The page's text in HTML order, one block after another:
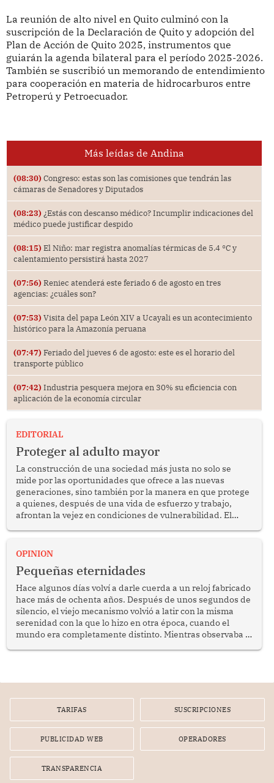
La reunión de alto nivel en Quito culminó con la
suscripción de la Declaración de Quito y adopción del
Plan de Acción de Quito 2025, instrumentos que
guiarán la agenda bilateral para el período 2025-2026.
También se suscribió un memorando de entendimiento
para cooperación en materia de hidrocarburos entre
Petroperú y Petroecuador.
Más leídas de Andina
(08:30) Congreso: estas son las comisiones que tendrán las
cámaras de Senadores y Diputados
(08:23) ¿Estás con descanso médico? Incumplir indicaciones del
médico puede justificar despido
(08:15) El Niño: mar registra anomalías térmicas de 5.4 °C y
calentamiento persistirá hasta 2027
(07:56) Reniec atenderá este feriado 6 de agosto en tres
agencias: ¿cuáles son?
(07:53) Visita del papa León XIV a Ucayali es un acontecimiento
histórico para la Amazonía peruana
(07:47) Feriado del jueves 6 de agosto: este es el horario del
transporte público
(07:42) Industria pesquera mejora en 30% su eficiencia con
aplicación de la economía circular
EDITORIAL
Proteger al adulto mayor
La construcción de una sociedad más justa no solo se
mide por las oportunidades que ofrece a las nuevas
generaciones, sino también por la manera en que protege
a quienes, después de una vida de esfuerzo y trabajo,
afrontan la vejez en condiciones de vulnerabilidad. El
bimestrales el subsidio que reciben los beneficiarios del
reflexionar sobre la importancia de fortalecer las políticas
públicas dirigidas a los adultos mayores en pobreza.
OPINION
Pequeñas eternidades
Hace algunos días volví a darle cuerda a un reloj fabricado
hace más de ochenta años. Después de unos segundos de
silencio, el viejo mecanismo volvió a latir con la misma
serenidad con la que lo hizo en otra época, cuando el
mundo era completamente distinto. Mientras observaba el
TARIFAS SUSCRIPCIONES
PUBLICIDAD WEB OPERADORES
TRANSPARENCIA